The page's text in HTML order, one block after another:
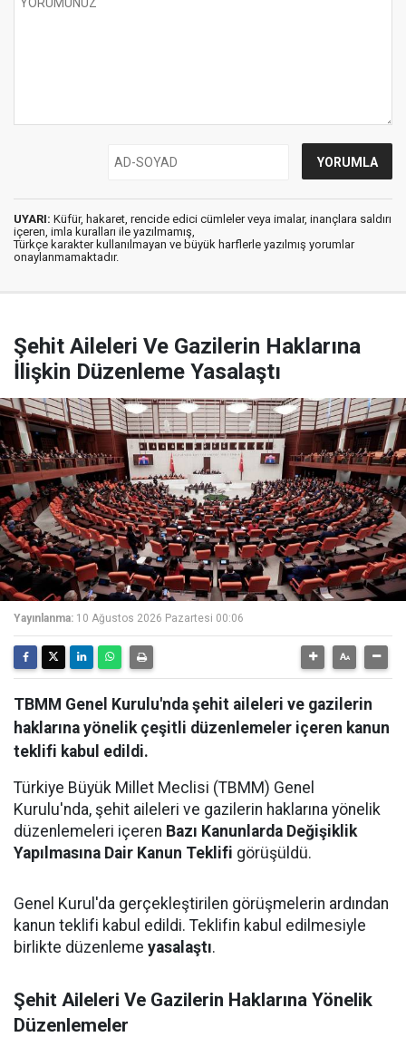
UYARI: Küfür, hakaret, rencide edici cümleler veya imalar, inançlara saldırı
içeren, imla kuralları ile yazılmamış,
Türkçe karakter kullanılmayan ve büyük harflerle yazılmış yorumlar
onaylanmamaktadır.
Şehit Aileleri Ve Gazilerin Haklarına
İlişkin Düzenleme Yasalaştı
Yayınlanma: 10 Ağustos 2026 Pazartesi 00:06
TBMM Genel Kurulu'nda şehit aileleri ve gazilerin
haklarına yönelik çeşitli düzenlemeler içeren kanun
teklifi kabul edildi.
Türkiye Büyük Millet Meclisi (TBMM) Genel
Kurulu'nda, şehit aileleri ve gazilerin haklarına yönelik
düzenlemeleri içeren Bazı Kanunlarda Değişiklik
Yapılmasına Dair Kanun Teklifi görüşüldü.
Genel Kurul'da gerçekleştirilen görüşmelerin ardından
kanun teklifi kabul edildi. Teklifin kabul edilmesiyle
birlikte düzenleme yasalaştı.
Şehit Aileleri Ve Gazilerin Haklarına Yönelik
Düzenlemeler